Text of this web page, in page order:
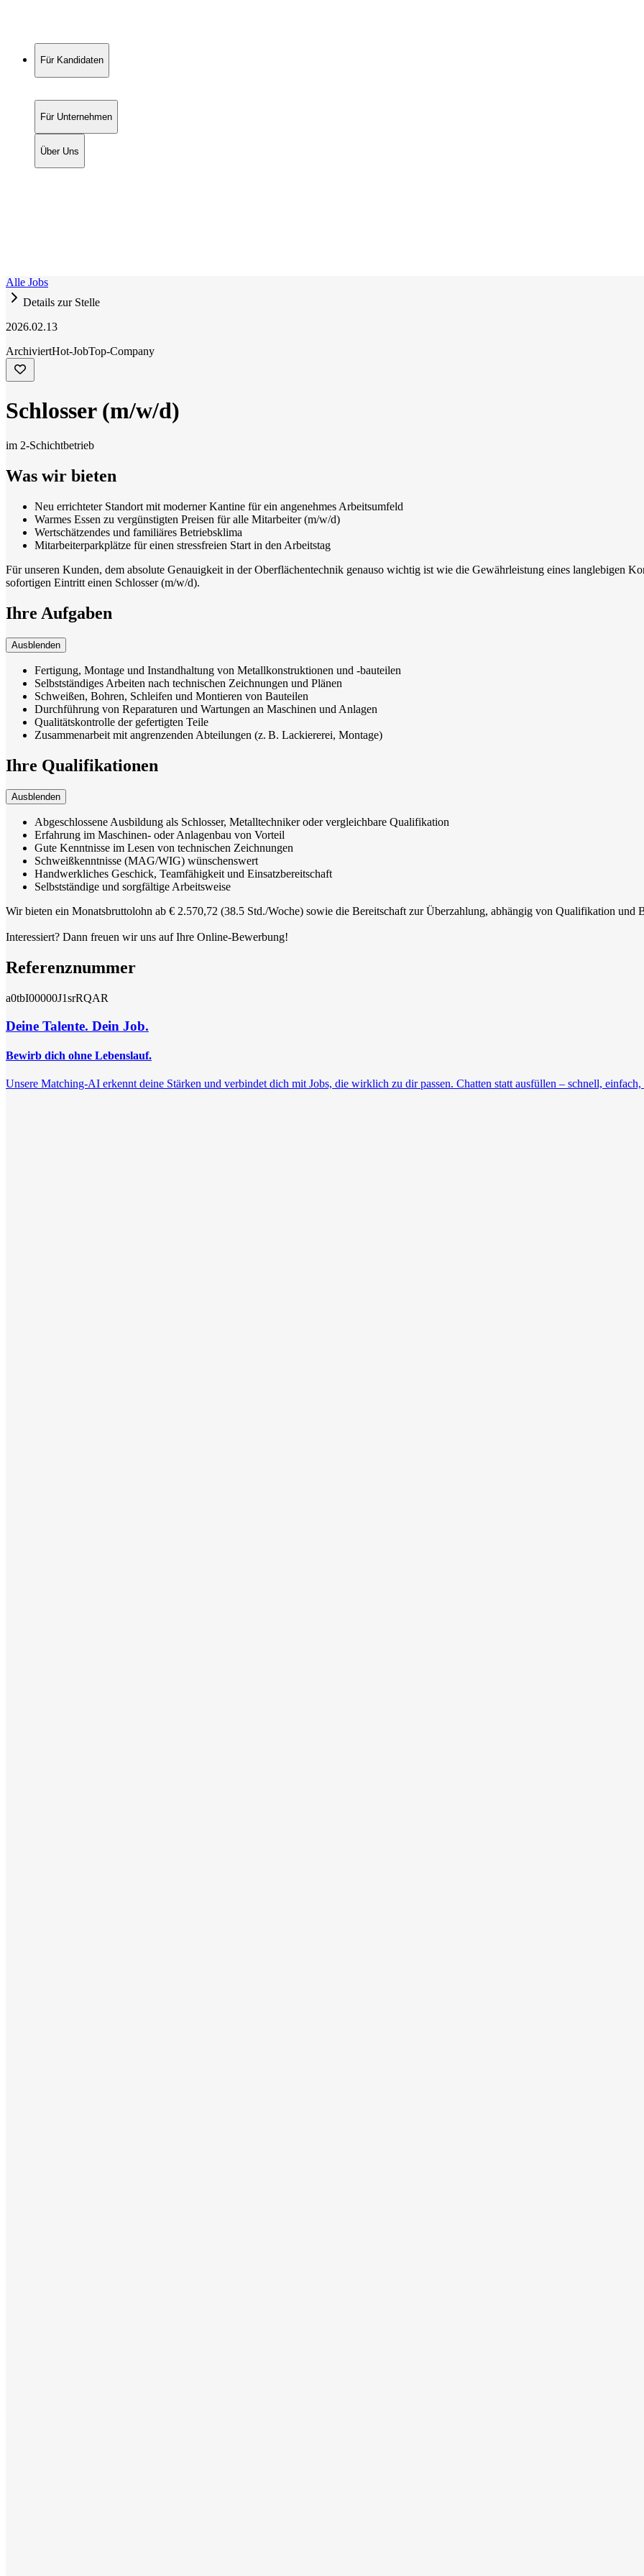
Für Kandidaten
Für Unternehmen
Über Uns
Alle Jobs
Details zur Stelle
2026.02.13
ArchiviertHot-JobTop-Company
Schlosser (m/w/d)
im 2-Schichtbetrieb
Was wir bieten
Neu errichteter Standort mit moderner Kantine für ein angenehmes Arbeitsumfeld
Warmes Essen zu vergünstigten Preisen für alle Mitarbeiter (m/w/d)
Wertschätzendes und familiäres Betriebsklima
Mitarbeiterparkplätze für einen stressfreien Start in den Arbeitstag
Für unseren Kunden, dem absolute Genauigkeit in der Oberflächentechnik genauso wichtig ist wie die Gewährleistung eines langlebigen
sofortigen Eintritt einen Schlosser (m/w/d).
Ihre Aufgaben
Ausblenden
Fertigung, Montage und Instandhaltung von Metallkonstruktionen und -bauteilen
Selbstständiges Arbeiten nach technischen Zeichnungen und Plänen
Schweißen, Bohren, Schleifen und Montieren von Bauteilen
Durchführung von Reparaturen und Wartungen an Maschinen und Anlagen
Qualitätskontrolle der gefertigten Teile
Zusammenarbeit mit angrenzenden Abteilungen (z. B. Lackiererei, Montage)
Ihre Qualifikationen
Ausblenden
Abgeschlossene Ausbildung als Schlosser, Metalltechniker oder vergleichbare Qualifikation
Erfahrung im Maschinen- oder Anlagenbau von Vorteil
Gute Kenntnisse im Lesen von technischen Zeichnungen
Schweißkenntnisse (MAG/WIG) wünschenswert
Handwerkliches Geschick, Teamfähigkeit und Einsatzbereitschaft
Selbstständige und sorgfältige Arbeitsweise
Wir bieten ein Monatsbruttolohn ab € 2.570,72 (38.5 Std./Woche) sowie die Bereitschaft zur Überzahlung, abhängig von Qualifikation und
Interessiert? Dann freuen wir uns auf Ihre Online-Bewerbung!
Referenznummer
a0tbI00000J1srRQAR
Deine Talente. Dein Job.
Bewirb dich ohne Lebenslauf.
Unsere Matching-AI erkennt deine Stärken und verbindet dich mit Jobs, die wirklich zu dir passen. Chatten statt ausfüllen – schnell, einfach,